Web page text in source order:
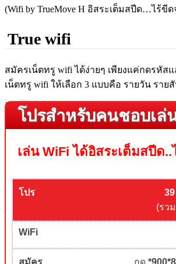
(Wifi by TrueMove H อิสระเต็มสปีด…ไร้ขี
True wifi
สมัครเน็ตทรู wifi ได้ง่ายๆ เพียงแค่กดรหัส
เน็ตทรู wifi ให้เลือก 3 แบบคือ รายวัน ราย
โปรสำหรับคนชอบเล่
เล่น WiFi ได้อิสระเต็มสปีด
(รว